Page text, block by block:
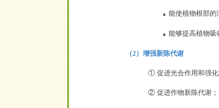
▲ 能使植物根部的
▲ 能够提高植物吸
（2）增强新陈代谢
① 促进光合作用和强
② 促进作物新陈代谢；